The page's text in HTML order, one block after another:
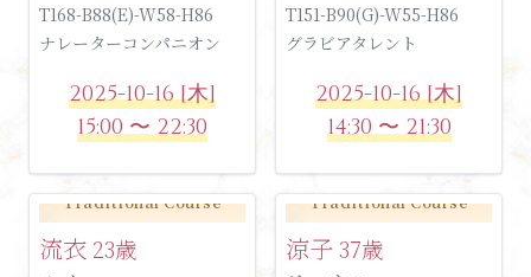
T168-B88(E)-W58-H86
ナレーターコンパニオン
2025-10-16 [木]
15:00 〜 22:30
T151-B90(G)-W55-H86
グラビアタレント
2025-10-16 [木]
14:30 〜 21:30
Traditional Course
流衣 23歳
Traditional Course
涼子37歳